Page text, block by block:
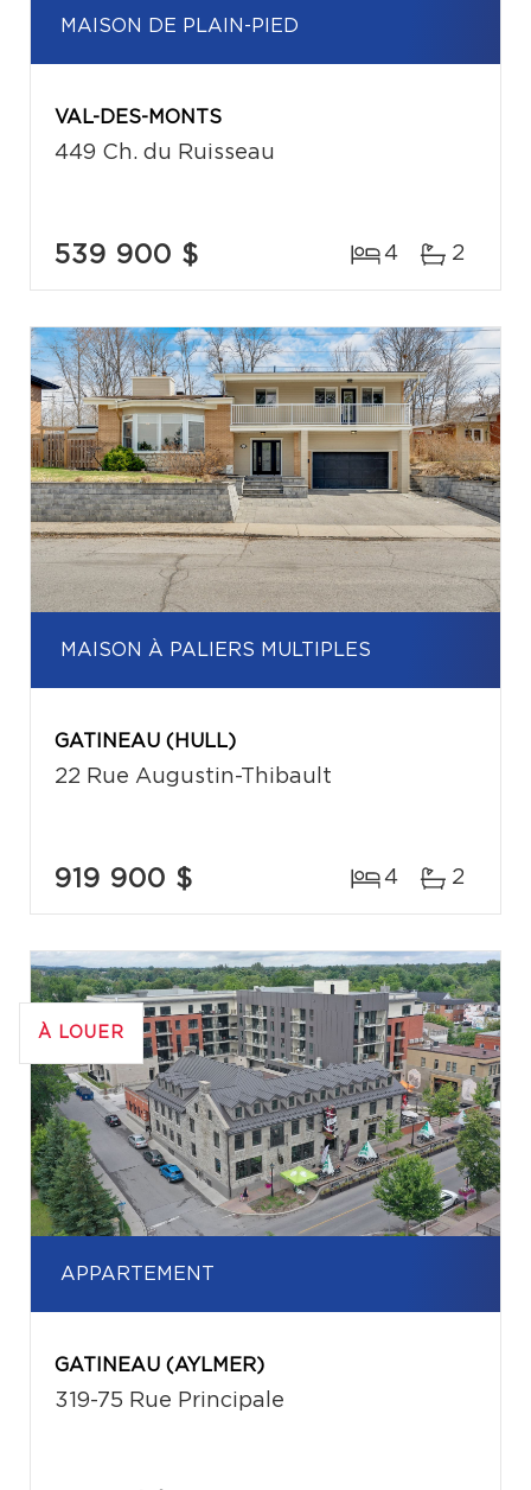
MAISON DE PLAIN-PIED
VAL-DES-MONTS
449 Ch. du Ruisseau
539 900 $ 4 2
MAISON À PALIERS MULTIPLES
GATINEAU (HULL)
22 Rue Augustin-Thibault
919 900 $ 4 2
À LOUER
APPARTEMENT
GATINEAU (AYLMER)
319-75 Rue Principale